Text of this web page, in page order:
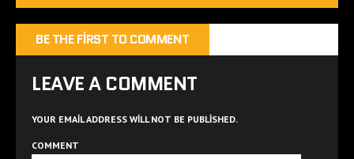
BE THE FIRST TO COMMENT
LEAVE A COMMENT
YOUR EMAIL ADDRESS WILL NOT BE PUBLISHED.
COMMENT